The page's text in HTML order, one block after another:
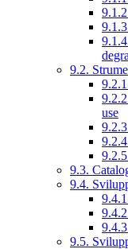
9.2.
use
9.3.
9.4.
9.5.